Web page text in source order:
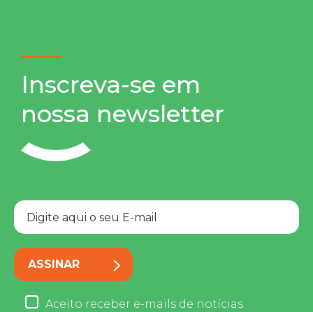
Inscreva-se em
nossa newsletter
ASSINAR
Aceito receber e-mails de notícias.